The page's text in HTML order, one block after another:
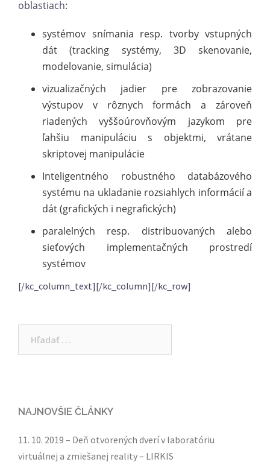
oblastiach:
systémov snímania resp. tvorby vstupných
dát (tracking systémy, 3D skenovanie,
modelovanie, simulácia)
vizualizačných jadier pre zobrazovanie
výstupov v rôznych formách a zároveň
riadených vyššoúrovňovým jazykom pre
ľahšiu manipuláciu s objektmi, vrátane
skriptovej manipulácie
Inteligentného robustného databázového
systému na ukladanie rozsiahlych informácií a
dát (grafických i negrafických)
paralelných resp. distribuovaných alebo
sieťových implementačných prostredí
systémov
[/kc_column_text][/kc_column][/kc_row]
NAJNOVŠIE ČLÁNKY
11. 10. 2019 – Deň otvorených dverí v laboratóriu
virtuálnej a zmiešanej reality – LIRKIS